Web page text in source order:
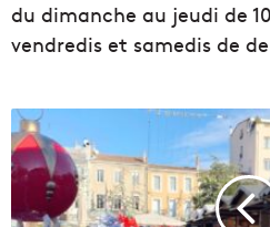
du dimanche au jeudi de
vendredis et samedis de de
L
e
m
a
r